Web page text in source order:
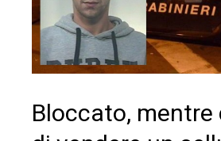
Bloccato, mentre